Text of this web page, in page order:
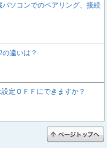
パソコンでのペアリング、接続
の違いは？
定ＯＦＦにできますか？